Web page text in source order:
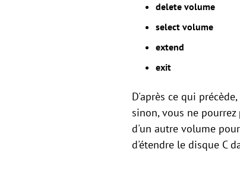
delete volume
select volume
extend
exit
D'après ce qui
sinon, vous ne
d'un autre volume
d'étendre le disque C